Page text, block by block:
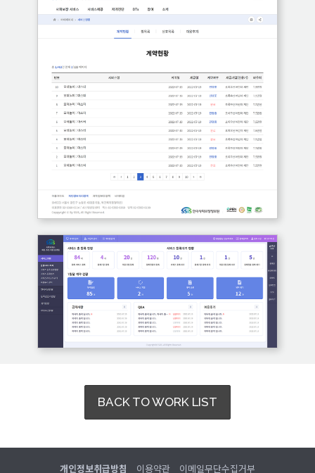
BACK TO WORK LIST
개인정보취급방침 이용약관 이메일무단수집거부